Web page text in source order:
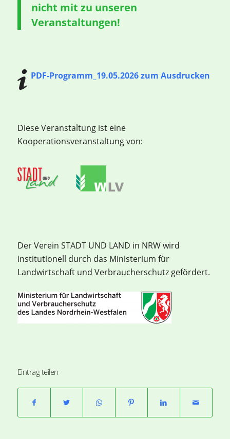
nicht mit zu unseren
Veranstaltungen!
PDF-Programm_19.05.2026 zum Ausdrucken
Diese Veranstaltung ist eine
Kooperationsveranstaltung von:
Der Verein STADT UND LAND in NRW wird
institutionell durch das Ministerium für
Landwirtschaft und Verbraucherschutz gefördert.
Eintrag teilen